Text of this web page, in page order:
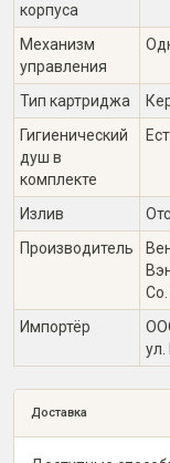
корпуса
Механизм
управления
Тип картриджа
Гигиенический
душ в
комплекте
Излив
Производитель
Импортёр
ул.
Доставка